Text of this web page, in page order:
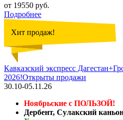
от 19550 руб.
Подробнее
Хит продаж!
Кавказский экспресс
2026!Открыты продажи
30.10-05.11.26
Ноябрьские с ПОЛЬЗОЙ!
Дербент, Сулакский